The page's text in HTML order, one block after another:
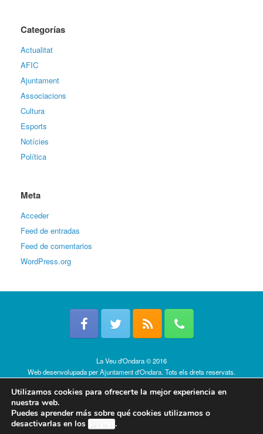
Categorías
Actualitat
AFIC
Ajuntament
Associacions
Cultura
Esports
Notícies
Política
Meta
Acceder
Feed de entradas
Feed de comentarios
WordPress.org
La Veu d'Ondara © 2016
Web desenvolupada perAjuntament d'Ondara. Tots els drets reservats.
Utilizamos cookies para ofrecerte la mejor experiencia en
nuestra web.
Puedes aprender más sobre qué cookies utilizamos o
desactivarlas en los ajustes.